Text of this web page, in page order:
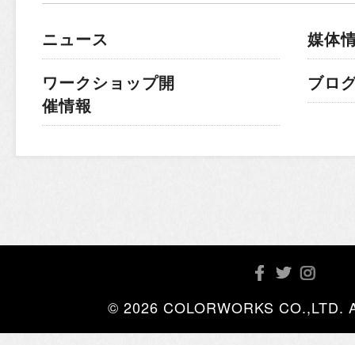
ニュース
ワークショップ開
催情報
媒体
ブロ
© 2026 COLORWORKS CO.,LTD.